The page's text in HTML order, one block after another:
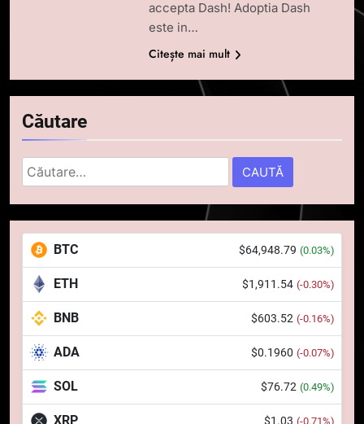
accepta Dash! Adoptia Dash
este in…
Citește mai mult
Căutare
Caută
după:
BTC $64,948.79 (0.03%)
ETH $1,911.54 (-0.30%)
BNB $603.52 (-0.16%)
ADA $0.1960 (-0.07%)
SOL $76.72 (0.49%)
XRP (-0.71%)
Squid a strâns 6 milioane de
dolari cu sprijinul Ripple, apoi a
pierdut jumătate din aceștia
într-un atac cibernetic în mai
6
Banii digitali și arhitectura
încrederii: O nouă viziune asupra
banilor în era digitală